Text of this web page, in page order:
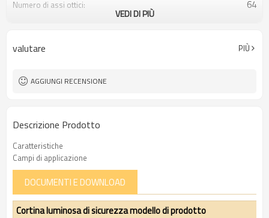
Numero di assi ottici: 64
Spina di interfaccia Dotato di connettore M8
VEDI DI PIÙ
valutare PIÙ
AGGIUNGI RECENSIONE
Descrizione Prodotto
Caratteristiche
Campi di applicazione
DOCUMENTI E DOWNLOAD
Cortina luminosa di sicurezza modello di prodotto